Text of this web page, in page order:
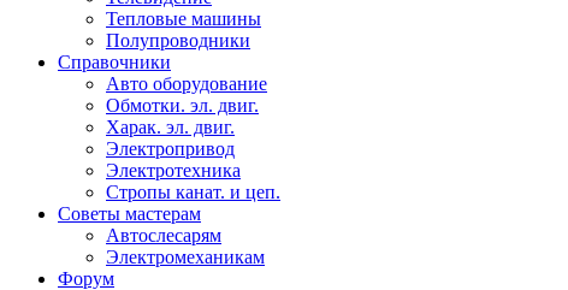
Тепловые машины
Полупроводники
Справочники
Авто оборудование
Обмотки. эл. двиг.
Харак. эл. двиг.
Электропривод
Электротехника
Стропы канат. и цеп.
Советы мастерам
Автослесарям
Электромеханикам
Форум